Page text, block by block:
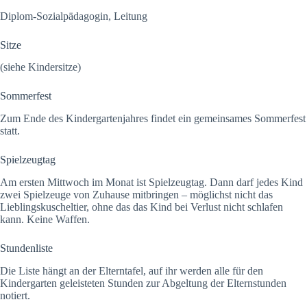
Diplom-Sozialpädagogin, Leitung
Sitze
(siehe Kindersitze)
Sommerfest
Zum Ende des Kindergartenjahres findet ein gemeinsames Sommerfest
statt.
Spielzeugtag
Am ersten Mittwoch im Monat ist Spielzeugtag. Dann darf jedes Kind
zwei Spielzeuge von Zuhause mitbringen – möglichst nicht das
Lieblingskuscheltier, ohne das das Kind bei Verlust nicht schlafen
kann. Keine Waffen.
Stundenliste
Die Liste hängt an der Elterntafel, auf ihr werden alle für den
Kindergarten geleisteten Stunden zur Abgeltung der Elternstunden
notiert.